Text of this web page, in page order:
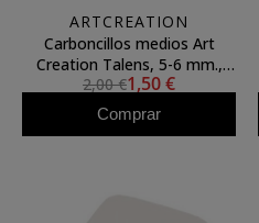
ARTCREATION
Carboncillos medios Art
Creation Talens, 5-6 mm.,
Caja 3 uds.
2,00 €1,50 €
Comprar